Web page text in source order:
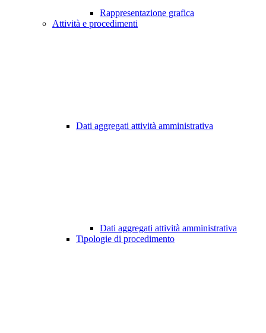
Rappresentazione grafica
Attività e procedimenti
Dati aggregati attività amministrativa
Dati aggregati attività amministrativa
Tipologie di procedimento